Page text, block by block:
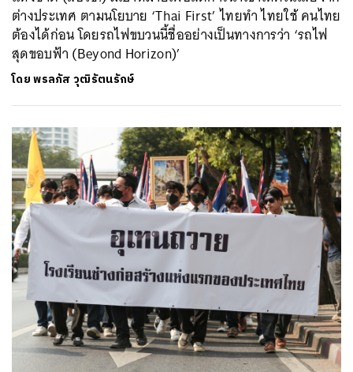
ต่างประเทศ ตามนโยบาย ‘Thai First’ ไทยทำ ไทยใช้ คนไทย
ต้องได้ก่อน โดยรถไฟขบวนนี้ชื่ออย่างเป็นทางการว่า ‘รถไฟ
สุดขอบฟ้า (Beyond Horizon)’
โดยพรลภัส วุฒิรัตนรักษ์